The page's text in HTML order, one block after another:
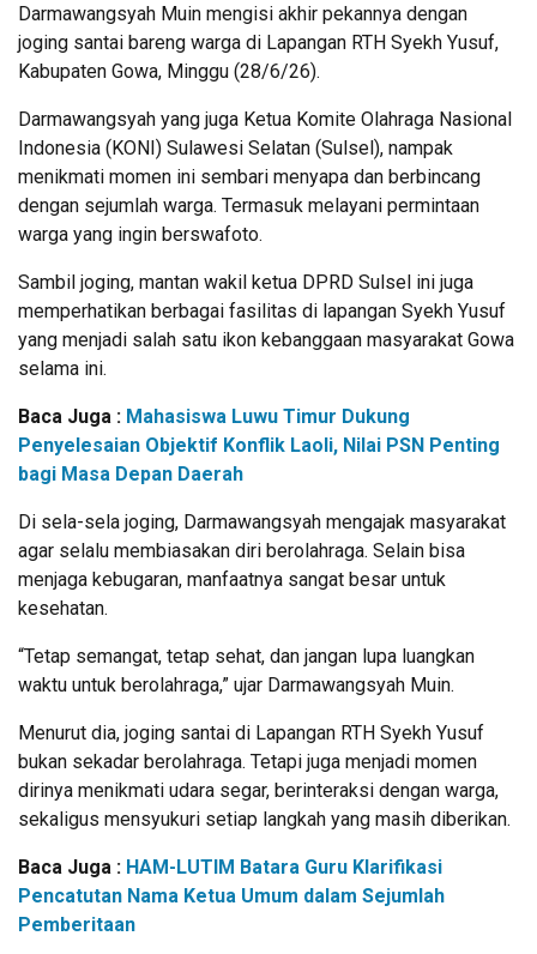
Darmawangsyah Muin mengisi akhir pekannya dengan
joging santai bareng warga di Lapangan RTH Syekh Yusuf,
Kabupaten Gowa, Minggu (28/6/26).
Darmawangsyah yang juga Ketua Komite Olahraga Nasional
Indonesia (KONI) Sulawesi Selatan (Sulsel), nampak
menikmati momen ini sembari menyapa dan berbincang
dengan sejumlah warga. Termasuk melayani permintaan
warga yang ingin berswafoto.
Sambil joging, mantan wakil ketua DPRD Sulsel ini juga
memperhatikan berbagai fasilitas di lapangan Syekh Yusuf
yang menjadi salah satu ikon kebanggaan masyarakat Gowa
selama ini.
Baca Juga : Mahasiswa Luwu Timur Dukung
Penyelesaian Objektif Konflik Laoli, Nilai PSN Penting
bagi Masa Depan Daerah
Di sela-sela joging, Darmawangsyah mengajak masyarakat
agar selalu membiasakan diri berolahraga. Selain bisa
menjaga kebugaran, manfaatnya sangat besar untuk
kesehatan.
“Tetap semangat, tetap sehat, dan jangan lupa luangkan
waktu untuk berolahraga,” ujar Darmawangsyah Muin.
Menurut dia, joging santai di Lapangan RTH Syekh Yusuf
bukan sekadar berolahraga. Tetapi juga menjadi momen
dirinya menikmati udara segar, berinteraksi dengan warga,
sekaligus mensyukuri setiap langkah yang masih diberikan.
Baca Juga : HAM-LUTIM Batara Guru Klarifikasi
Pencatutan Nama Ketua Umum dalam Sejumlah
Pemberitaan